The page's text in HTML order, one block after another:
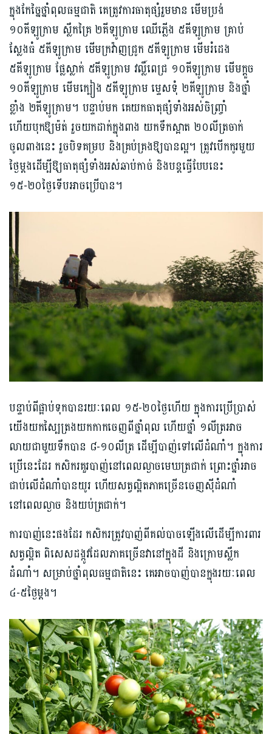
ក្នុងកែច្នៃថ្នាំពុលធម្មជាតិ គេត្រូវការធាតុផ្សំរួមមាន មើមប្រង់
១០គីឡូក្រាម ស្លឹកគ្រៃ ២គីឡូក្រាម ឈើភ្លើង ៥គីឡូក្រាម គ្រាប់
ស្លែងធំ ៥គីឡូក្រាម មើមក្រវ៉ាញជ្រូក ៥គីឡូក្រាម មើមរំដេង
៥គីឡូក្រាម ផ្លែស្លាក់ ៥គីឡូក្រាម វល្លិ៍ពេជ្រ ១០គីឡូក្រាម មើមក្ដួច
១០គីឡូក្រាម មើមក្បៀង ៥គីឡូក្រាម ម្ទេសទុំ ២គីឡូក្រាម និងថ្នាំ
ខ្លាំង ២គីឡូក្រាម។ បន្ទាប់មក គេយកធាតុផ្សំទាំងអស់ចិញ្ច្រាំ
ហើយបុកឱ្យម៉ត់ រួចយកដាក់ក្នុងពាង យកទឹកស្អាត ២០លីត្រចាក់
ចូលពាងនេះ រួចបិទគម្រប និងគ្រប់គ្រងឱ្យបានល្អ។ ត្រូវបើកកូរមួយ
ថ្ងៃម្ដងដើម្បីឱ្យធាតុផ្សំទាំងអស់ឆាប់កាច់ និងបន្តធ្វើបែបនេះ
១៥-២០ថ្ងៃទើបអាចប្រើបាន។
បន្ទាប់ពីផ្អាប់ទុកបានរយៈពេល ១៥-២០ថ្ងៃហើយ ក្នុងការប្រើប្រាស់
យើងយកស្បៃត្រងយកកាកចេញពីថ្នាំពុល ហើយថ្នាំ ១លីត្រអាច
លាយជាមួយទឹកបាន ៨-១០លីត្រ ដើម្បីបាញ់ទៅលើដំណាំ។ ក្នុងការ
ប្រើនេះដែរ កសិករគួរបាញ់នៅពេលល្ងាចមេឃត្រជាក់ ព្រោះថ្នាំអាច
ជាប់លើដំណាំបានយូរ ហើយសត្វល្អិតភាគច្រើនចេញស៊ីដំណាំ
នៅពេលល្ងាច និងយប់ត្រជាក់។
ការបាញ់នេះផងដែរ កសិករត្រូវបាញ់ពីគល់បាចឡើងលើដើម្បីការពារ
សត្វល្អិត ពិសេសដង្កូវដែលភាគច្រើនវានៅក្នុងដី និងក្រោមស្លឹក
ដំណាំ។ សម្រាប់ថ្នាំពុលធម្មជាតិនេះ គេអាចបាញ់បានក្នុងរយៈពេល
៤-៥ថ្ងៃម្ដង។